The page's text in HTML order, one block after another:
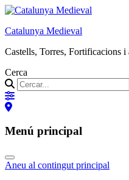
Catalunya Medieval
Castells, Torres, Fortificacions i
Cerca
Menú principal
Aneu al contingut principal